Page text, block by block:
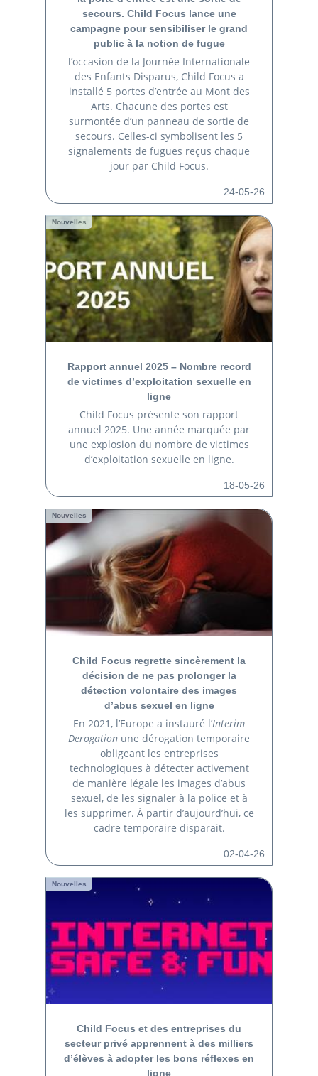
secours. Child Focus lance une
campagne pour sensibiliser le grand
public à la notion de fugue
l’occasion de la Journée Internationale
des Enfants Disparus, Child Focus a
installé 5 portes d’entrée au Mont des
Arts. Chacune des portes est
surmontée d’un panneau de sortie de
secours. Celles-ci symbolisent les 5
signalements de fugues reçus chaque
jour par Child Focus.
24-05-26
Nouvelles
Rapport annuel 2025 – Nombre record
de victimes d’exploitation sexuelle en
ligne
Child Focus présente son rapport
annuel 2025. Une année marquée par
une explosion du nombre de victimes
d’exploitation sexuelle en ligne.
18-05-26
Nouvelles
Child Focus regrette sincèrement la
décision de ne pas prolonger la
détection volontaire des images
d’abus sexuel en ligne
En 2021, l’Europe a instauré l’Interim
Derogation une dérogation temporaire
obligeant les entreprises
technologiques à détecter activement
de manière légale les images d’abus
sexuel, de les signaler à la police et à
les supprimer. À partir d’aujourd’hui, ce
cadre temporaire disparait.
02-04-26
Nouvelles
Child Focus et des entreprises du
secteur privé apprennent à des milliers
d’élèves à adopter les bons réflexes en
ligne